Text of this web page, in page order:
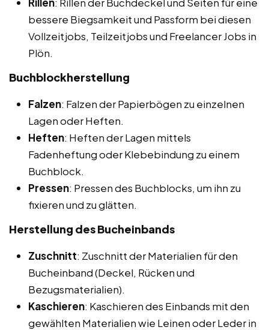
bessere Biegsamkeit und Passform bei diesen
Vollzeitjobs, Teilzeitjobs und Freelancer Jobs in
Plön.
Buchblockherstellung
Falzen: Falzen der Papierbögen zu einzelnen
Lagen oder Heften.
Heften: Heften der Lagen mittels
Fadenheftung oder Klebebindung zu einem
Buchblock.
Pressen: Pressen des Buchblocks, um ihn zu
fixieren und zu glätten.
Herstellung des Bucheinbands
Zuschnitt: Zuschnitt der Materialien für den
Bucheinband (Deckel, Rücken und
Bezugsmaterialien).
Kaschieren: Kaschieren des Einbands mit den
gewählten Materialien wie Leinen oder Leder in